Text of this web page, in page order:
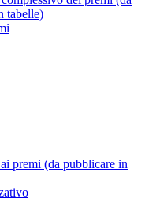
tabelle)
premi (da pubblicare in